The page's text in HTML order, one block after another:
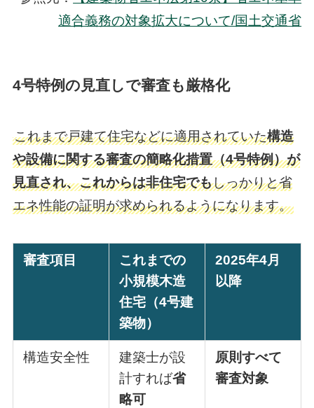
適合義務の対象拡大について/国土交通省
4号特例の見直しで審査も厳格化
これまで戸建て住宅などに適用されていた構造
や設備に関する審査の簡略化措置（4号特例）が
見直され、これからは非住宅でもしっかりと省
エネ性能の証明が求められるようになります。
審査項目
これまでの
小規模木造
住宅（4号建
築物）
2025年4月
以降
構造安全性
建築士が設
計すれば省
略可
原則すべて
審査対象